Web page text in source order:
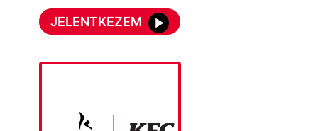
JELENTKEZEM